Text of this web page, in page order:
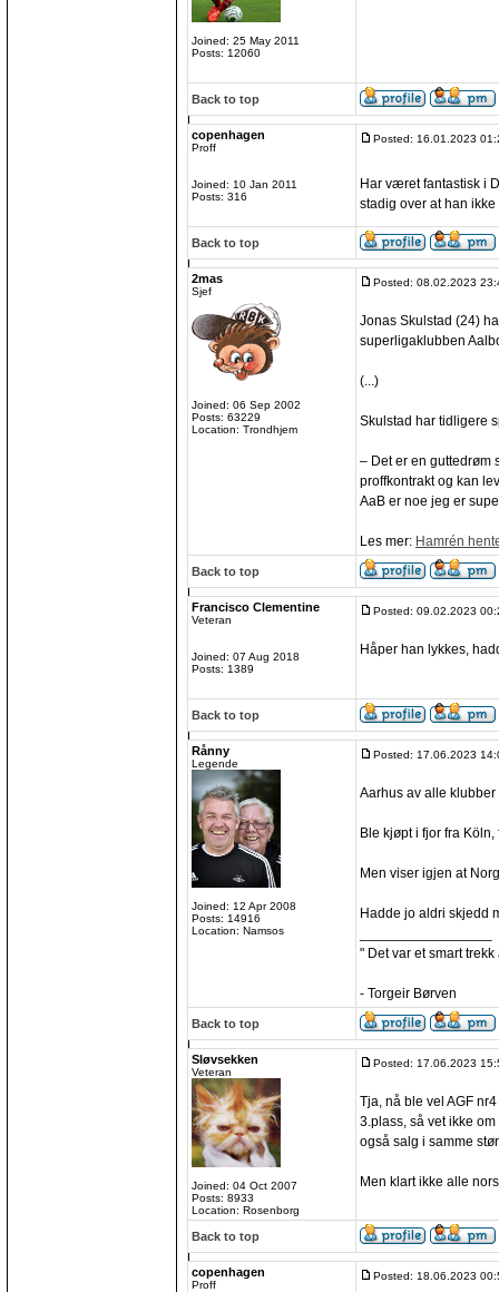
Joined: 25 May 2011
Posts: 12060
Back to top
copenhagen
Proff
Joined: 10 Jan 2011
Posts: 316
Posted: 16.01.2023
Har været fantastisk i
stadig over at han
Back to top
2mas
Sjef
Joined: 06 Sep 2002
Posts: 63229
Location: Trondhjem
Posted: 08.02.2023
Jonas Skulstad (24)
superligaklubben
(...)
Skulstad har tidligere
– Det er en guttedrøm
proffkontrakt og kan
AaB er noe jeg er
Les mer: Hamrén
Back to top
Francisco Clementine
Veteran
Joined: 07 Aug 2018
Posts: 1389
Posted: 09.02.2023
Håper han lykkes,
Back to top
Rånny
Legende
Joined: 12 Apr 2008
Posts: 14916
Location: Namsos
Posted: 17.06.2023
Aarhus av alle
Ble kjøpt i fjor fra
Men viser igjen at
Hadde jo aldri skjedd
" Det var et smart
- Torgeir Børven
Back to top
Sløvsekken
Veteran
Joined: 04 Oct 2007
Posts: 8933
Location: Rosenborg
Posted: 17.06.2023
Tja, nå ble vel AGF
3.plass, så vet ikke
også salg i samme
Men klart ikke alle
Back to top
copenhagen
Proff
Posted: 18.06.2023